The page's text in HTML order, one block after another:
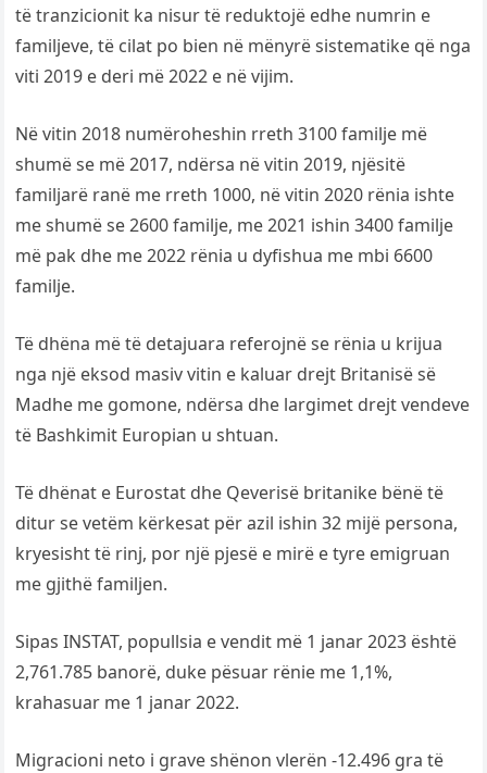
të tranzicionit ka nisur të reduktojë edhe numrin e
familjeve, të cilat po bien në mënyrë sistematike që nga
viti 2019 e deri më 2022 e në vijim.
Në vitin 2018 numëroheshin rreth 3100 familje më
shumë se më 2017, ndërsa në vitin 2019, njësitë
familjarë ranë me rreth 1000, në vitin 2020 rënia ishte
me shumë se 2600 familje, me 2021 ishin 3400 familje
më pak dhe me 2022 rënia u dyfishua me mbi 6600
familje.
Të dhëna më të detajuara referojnë se rënia u krijua
nga një eksod masiv vitin e kaluar drejt Britanisë së
Madhe me gomone, ndërsa dhe largimet drejt vendeve
të Bashkimit Europian u shtuan.
Të dhënat e Eurostat dhe Qeverisë britanike bënë të
ditur se vetëm kërkesat për azil ishin 32 mijë persona,
kryesisht të rinj, por një pjesë e mirë e tyre emigruan
me gjithë familjen.
Sipas INSTAT, popullsia e vendit më 1 janar 2023 është
2,761.785 banorë, duke pësuar rënie me 1,1%,
krahasuar me 1 janar 2022.
Migracioni neto i grave shënon vlerën -12.496 gra të